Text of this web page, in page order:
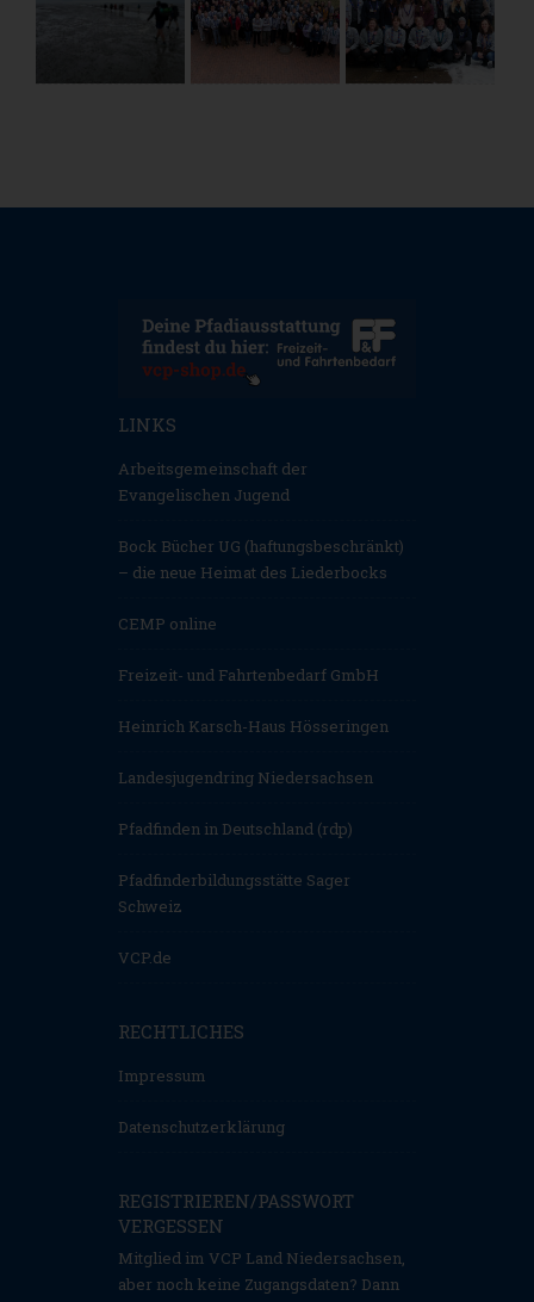
LINKS
Arbeitsgemeinschaft der
Evangelischen Jugend
Bock Bücher UG (haftungsbeschränkt)
– die neue Heimat des Liederbocks
CEMP online
Freizeit- und Fahrtenbedarf GmbH
Heinrich Karsch-Haus Hösseringen
Landesjugendring Niedersachsen
Pfadfinden in Deutschland (rdp)
Pfadfinderbildungsstätte Sager
Schweiz
VCP.de
RECHTLICHES
Impressum
Datenschutzerklärung
REGISTRIEREN/PASSWORT
VERGESSEN
Mitglied im VCP Land Niedersachsen,
aber noch keine Zugangsdaten? Dann